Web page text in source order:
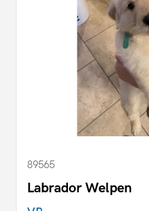
89565
Labrador Welpen